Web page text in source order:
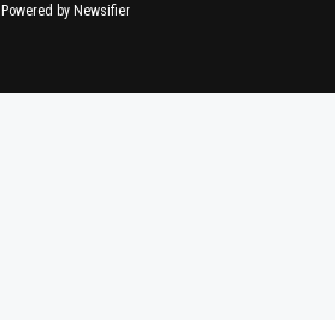
Powered by Newsifier